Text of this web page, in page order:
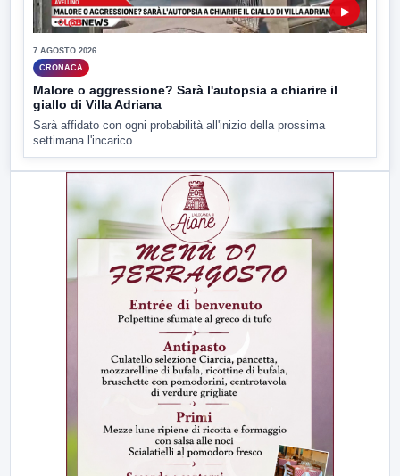
▶
7 AGOSTO 2026
CRONACA
Malore o aggressione? Sarà l'autopsia a chiarire il
giallo di Villa Adriana
Sarà affidato con ogni probabilità all'inizio della prossima
settimana l'incarico...